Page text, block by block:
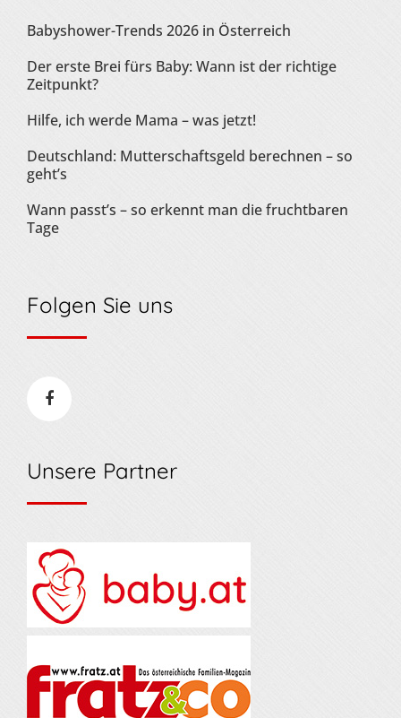
Babyshower-Trends 2026 in Österreich
Der erste Brei fürs Baby: Wann ist der richtige
Zeitpunkt?
Hilfe, ich werde Mama – was jetzt!
Deutschland: Mutterschaftsgeld berechnen – so
geht’s
Wann passt’s – so erkennt man die fruchtbaren
Tage
Folgen Sie uns
Unsere Partner